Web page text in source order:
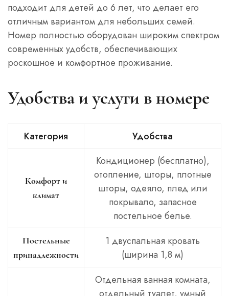
подходит для детей до 6 лет, что делает его
отличным вариантом для небольших семей.
Номер полностью оборудован широким спектром
современных удобств, обеспечивающих
роскошное и комфортное проживание.
Удобства и услуги в номере
Категория Удобства
Комфорт и
климат
Кондиционер (бесплатно),
отопление, шторы, плотные
шторы, одеяло, плед или
покрывало, запасное
постельное белье.
Постельные
принадлежности
1 двуспальная кровать
(ширина 1,8 м)
Отдельная ванная комната,
отдельный туалет, умный